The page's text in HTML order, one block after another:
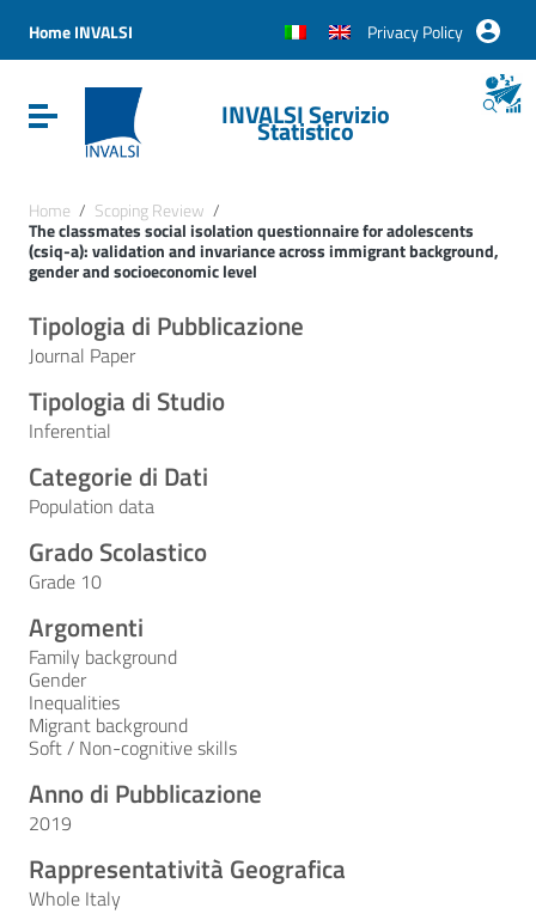
Vai al menu di navigazione
Vai al footer
Home INVALSI Privacy Policy
Attiva / disattiva la navigazioneINVALSI Servizio
Statistico
Home / Scoping Review /
The classmates social isolation questionnaire for adolescents
(csiq-a): validation and invariance across immigrant background,
gender and socioeconomic level
Tipologia di Pubblicazione
Journal Paper
Tipologia di Studio
Inferential
Categorie di Dati
Population data
Grado Scolastico
Grade 10
Argomenti
Family background
Gender
Inequalities
Migrant background
Soft / Non-cognitive skills
Anno di Pubblicazione
2019
Rappresentatività Geografica
Whole Italy